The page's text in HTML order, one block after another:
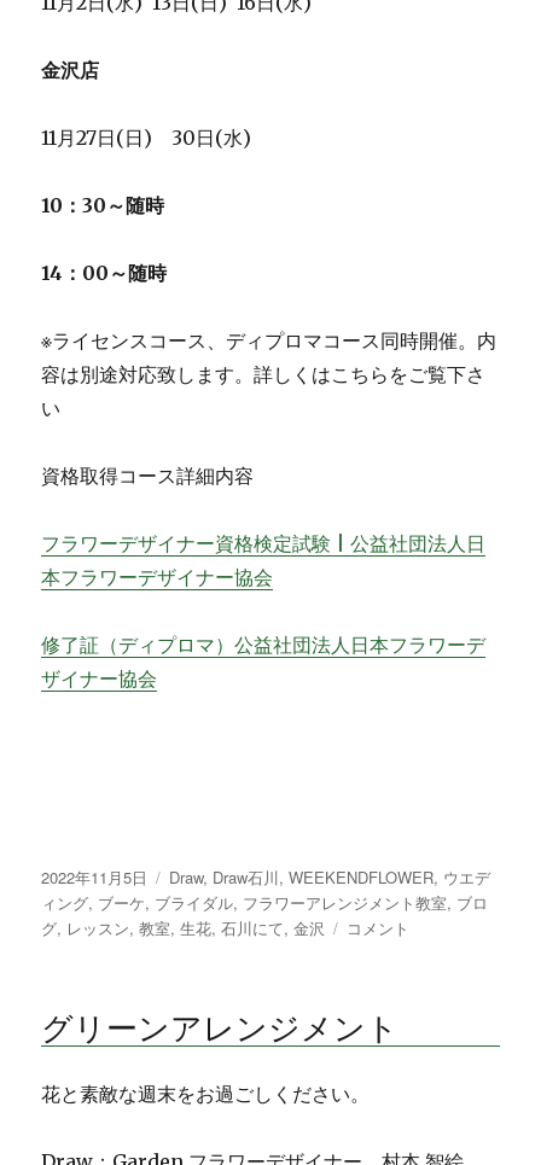
金沢店
11月27日(日) 30日(水)
10：30～随時
14：00～随時
※ライセンスコース、ディプロマコース同時開催。内
容は別途対応致します。詳しくはこちらをご覧下さ
い
資格取得コース詳細内容
フラワーデザイナー資格検定試験 | 公益社団法人日
本フラワーデザイナー協会
修了証（ディプロマ）公益社団法人日本フラワーデ
ザイナー協会
投
稿
日:
2022年11月5日
カ
テ
ゴ
Draw, Draw石川,WEEKENDFLOWER, ウエデ
ィング, ブーケ, ブライダル, フラワーアレンジメント教室, ブロ
グ, レッスン,教室,生花,石川にて,金沢
素
リ
ス
ス
コメント
グリーンアレンジメント
花と素敵な週末をお過ごしください。